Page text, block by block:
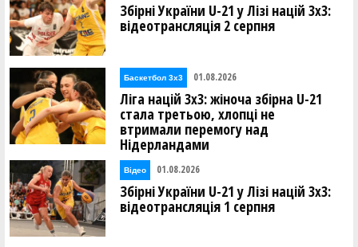
Збірні України U-21 у Лізі націй 3х3:
відеотрансляція 2 серпня
Баскетбол 3х3 01.08.2026
Ліга націй 3х3: жіноча збірна U-21
стала третьою, хлопці не
втримали перемогу над
Нідерландами
Відео 01.08.2026
Збірні України U-21 у Лізі націй 3х3:
відеотрансляція 1 серпня